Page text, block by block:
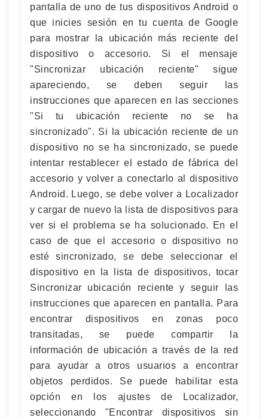
pantalla de uno de tus dispositivos Android o
que inicies sesión en tu cuenta de Google
para mostrar la ubicación más reciente del
dispositivo o accesorio. Si el mensaje
"Sincronizar ubicación reciente" sigue
apareciendo, se deben seguir las
instrucciones que aparecen en las secciones
"Si tu ubicación reciente no se ha
sincronizado". Si la ubicación reciente de un
dispositivo no se ha sincronizado, se puede
intentar restablecer el estado de fábrica del
accesorio y volver a conectarlo al dispositivo
Android. Luego, se debe volver a Localizador
y cargar de nuevo la lista de dispositivos para
ver si el problema se ha solucionado. En el
caso de que el accesorio o dispositivo no
esté sincronizado, se debe seleccionar el
dispositivo en la lista de dispositivos, tocar
Sincronizar ubicación reciente y seguir las
instrucciones que aparecen en pantalla. Para
encontrar dispositivos en zonas poco
transitadas, se puede compartir la
información de ubicación a través de la red
para ayudar a otros usuarios a encontrar
objetos perdidos. Se puede habilitar esta
opción en los ajustes de Localizador,
seleccionando "Encontrar dispositivos sin